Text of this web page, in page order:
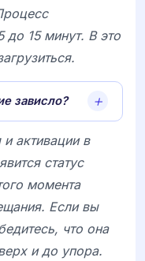
до 15 минут. В это
зависло?
активации в
статус
момента
Если вы
что она
и до упора.